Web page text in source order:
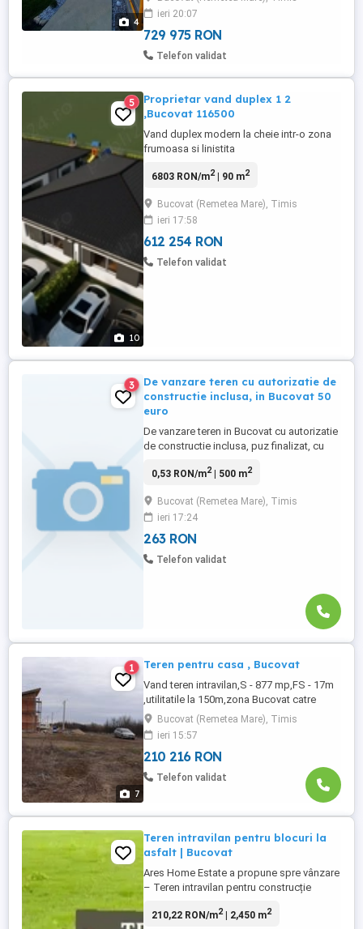
4
este desfasurata pe parter si mansarda si
este compartimentata ...
ieri 20:07
729 975 RON
Telefon validat
10
5
Proprietar vand duplex 1 2
,Bucovat 116500
Vand duplex modern la cheie intr-o zona
frumoasa si linistita
6803 RON/m2| 90 m2
Bucovat (Remetea Mare), Timis
ieri 17:58
612 254 RON
Telefon validat
3
De vanzare teren cu autorizatie de
constructie inclusa, in Bucovat 50
euro
De vanzare teren in Bucovat cu autorizatie
de constructie inclusa, puz finalizat, cu
curent, drum , cu suprafete intre 500 ,
achizitiona si in rate direct de la
dezvoltator P
0,53 RON/m2| 500 m2
Bucovat (Remetea Mare), Timis
ieri 17:24
263 RON
Telefon validat
7
1 Teren pentru casa , Bucovat
Vand teren intravilan,S - 877 mp,FS - 17m
,utilitatile la 150m,zona Bucovat catre
Bazosul .Pret : 40000 euro
Bucovat (Remetea Mare), Timis
ieri 15:57
210 216 RON
Telefon validat
Teren intravilan pentru blocuri la
asfalt | Bucovat
Ares Home Estate a propune spre vânzare
– Teren intravilan pentru construcție
Timiș O oportunitate excelentă pentru
210,22 RON/m2| 2,450 m2